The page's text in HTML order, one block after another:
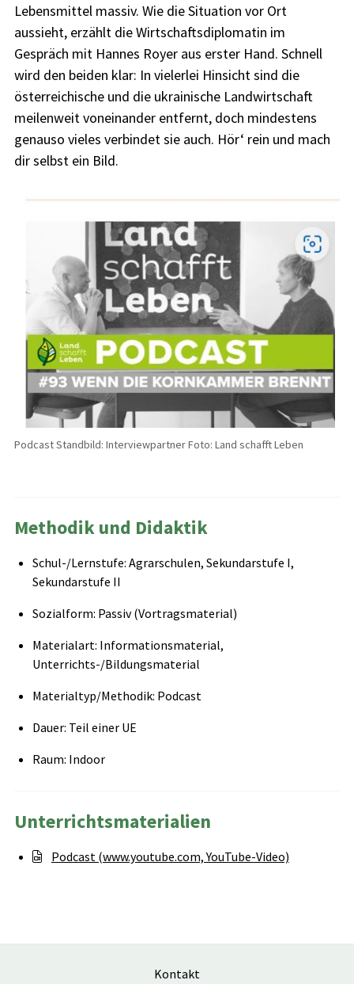
Lebensmittel massiv. Wie die Situation vor Ort
aussieht, erzählt die Wirtschaftsdiplomatin im
Gespräch mit Hannes Royer aus erster Hand. Schnell
wird den beiden klar: In vielerlei Hinsicht sind die
österreichische und die ukrainische Landwirtschaft
meilenweit voneinander entfernt, doch mindestens
genauso vieles verbindet sie auch. Hör‘ rein und mach
dir selbst ein Bild.
Podcast Standbild: Interviewpartner Foto: Land schafft Leben
Methodik und Didaktik
Schul-/Lernstufe: Agrarschulen, Sekundarstufe I,
Sekundarstufe II
Sozialform: Passiv (Vortragsmaterial)
Materialart: Informationsmaterial,
Unterrichts-/Bildungsmaterial
Materialtyp/Methodik: Podcast
Dauer: Teil einer UE
Raum: Indoor
Unterrichtsmaterialien
Podcast (www.youtube.com, YouTube-Video)
Kontakt